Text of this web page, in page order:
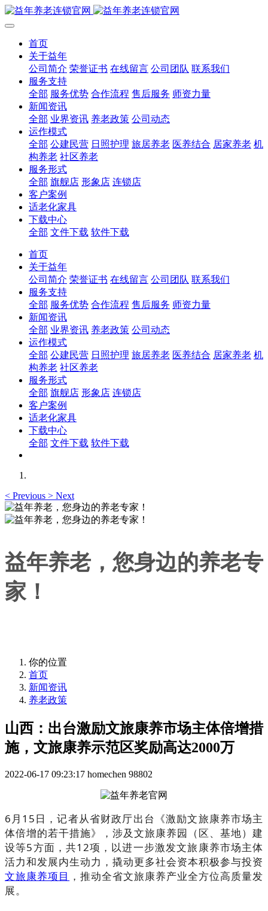
首页
关于益年
公司简介 荣誉证书 在线留言 公司团队 联系我们
服务支持
全部 服务优势 合作流程 售后服务 师资力量
新闻资讯
全部 业界资讯 养老政策 公司动态
运作模式
全部 公建民营 日照护理 旅居养老 医养结合 居家养老 机
构养老 社区养老
服务形式
全部 旗舰店 形象店 连锁店
客户案例
适老化家具
下载中心
全部 文件下载 软件下载
首页
关于益年
公司简介 荣誉证书 在线留言 公司团队 联系我们
服务支持
全部 服务优势 合作流程 售后服务 师资力量
新闻资讯
全部 业界资讯 养老政策 公司动态
运作模式
全部 公建民营 日照护理 旅居养老 医养结合 居家养老 机
构养老 社区养老
服务形式
全部 旗舰店 形象店 连锁店
客户案例
适老化家具
下载中心
全部 文件下载 软件下载
< Previous > Next
益年养老，您身边的养老专
家！
你的位置
首页
新闻资讯
养老政策
山西：出台激励文旅康养市场主体倍增措
施，文旅康养示范区奖励高达2000万
2022-06-17 09:23:17 homechen 98802
6 月1 5日，记者从省财政厅出台《激励文旅康养市场主
体倍增的若干措施》，涉及文旅康养园（区、基地）建
设等5方面，共12项，以进一步激发文旅康养市场主体
活力和发展内生动力，撬动更多社会资本积极参与投资
文旅康养项目 ，推动全省文旅康养产业全方位高质量发
展。